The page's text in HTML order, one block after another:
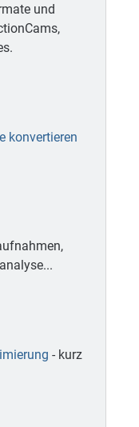
und
konvertieren
- kurz